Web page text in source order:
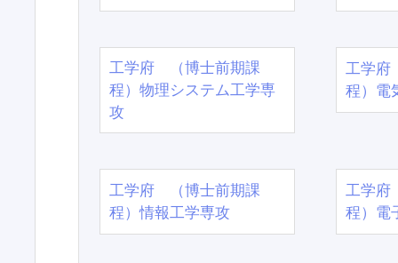
工学府 （博士前期課
程）物理システム工学専
攻
工学
程）電
工学府 （博士前期課
程）情報工学専攻
工学
程）電